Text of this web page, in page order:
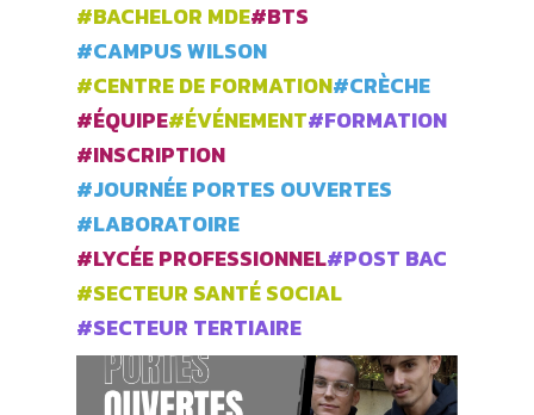
#BACHELOR MDE#BTS
#CAMPUS WILSON
#CENTRE DE FORMATION#CRÈCHE
#ÉQUIPE#ÉVÉNEMENT#FORMATION
#INSCRIPTION
#JOURNÉE PORTES OUVERTES
#LABORATOIRE
#LYCÉE PROFESSIONNEL#POST BAC
#SECTEUR SANTÉ SOCIAL
#SECTEUR TERTIAIRE